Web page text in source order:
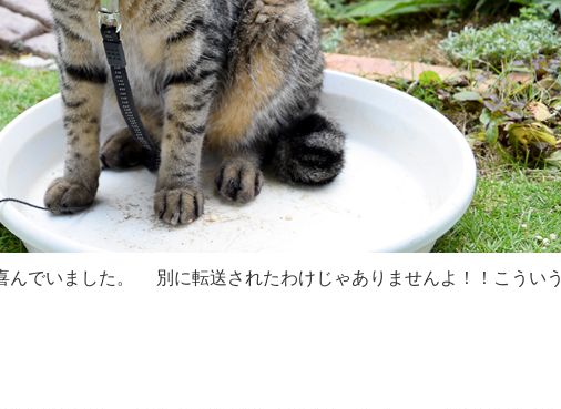
んでいました。 別に転送されたわけじゃありませんよ！！こういう